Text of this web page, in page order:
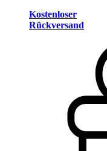
Kostenloser
Rückversand